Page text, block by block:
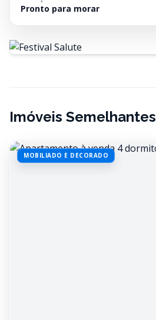
Pronto para morar
Imóveis Semelhantes
MOBILIADO E DECORADO